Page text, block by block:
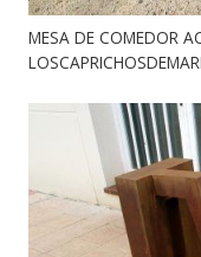
MESA DE COMEDOR